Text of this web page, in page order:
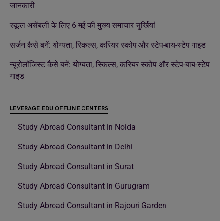
जानकारी
स्कूल असेंबली के लिए 6 मई की मुख्य समाचार सुर्खियां
सर्जन कैसे बनें: योग्यता, स्किल्स, करियर स्कोप और स्टेप-बाय-स्टेप गाइड
न्यूरोलॉजिस्ट कैसे बनें: योग्यता, स्किल्स, करियर स्कोप और स्टेप-बाय-स्टेप
गाइड
LEVERAGE EDU OFFLINE CENTERS
Study Abroad Consultant in Noida
Study Abroad Consultant in Delhi
Study Abroad Consultant in Surat
Study Abroad Consultant in Gurugram
Study Abroad Consultant in Rajouri Garden